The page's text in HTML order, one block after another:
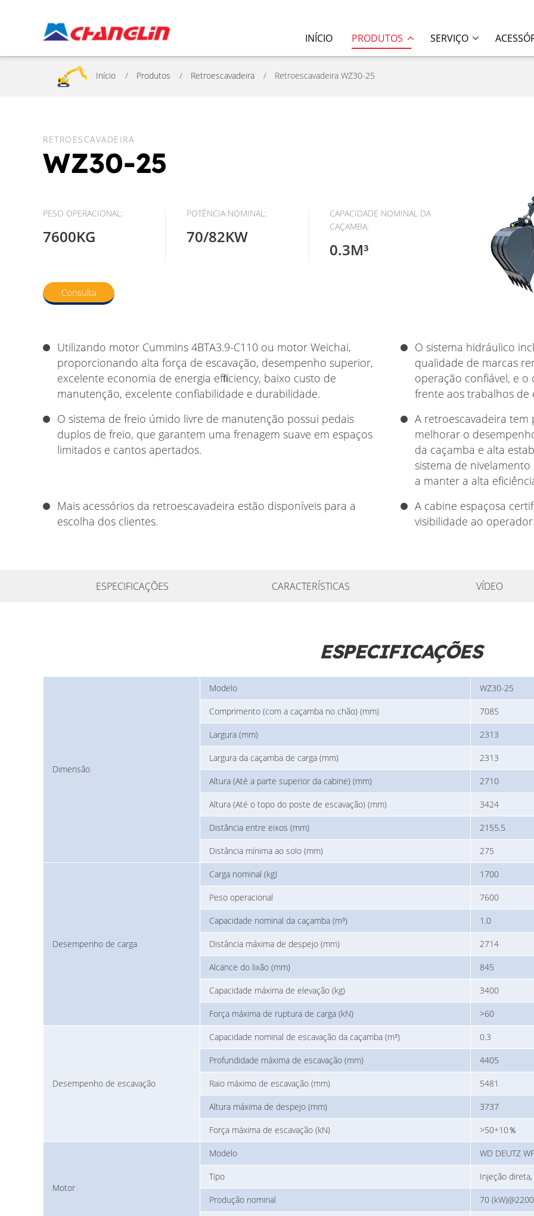
INÍCIO PRODUTOS SERVIÇO
Início Produtos Retroescavadeira Retroescavadeira WZ30-25
RETROESCAVADEIRA
WZ30-25
PESO OPERACIONAL:
7600KG
POTÊNCIA NOMINAL:
70/82KW
CAPACIDADE NOMINAL DA
CAÇAMBA:
0.3M³
Consulta
Utilizando motor Cummins 4BTA3.9-C110 ou motor Weichai,
proporcionando alta força de escavação, desempenho superior,
excelente economia de energia efﬁciency, baixo custo de
manutenção, excelente confiabilidade e durabilidade.
O sistema hidráulico
qualidade de marcas
operação confiável, e
frente aos trabalhos de
O sistema de freio úmido livre de manutenção possui pedais
duplos de freio, que garantem uma frenagem suave em espaços
limitados e cantos apertados.
A retroescavadeira
melhorar o
da caçamba e alta
sistema de
a manter a alta
Mais acessórios da retroescavadeira estão disponíveis para a
escolha dos clientes.
A cabine espaçosa
visibilidade ao operador.
ESPECIFICAÇÕES CARACTERÍSTICAS VÍDEO
ESPECIFICAÇÕES
Dimensão
Modelo WZ30-25
Comprimento (com a caçamba no chão) (mm) 7085
Largura (mm) 2313
Largura da caçamba de carga (mm) 2313
Altura (Até a parte superior da cabine) (mm) 2710
Altura (Até o topo do poste de escavação) (mm) 3424
Distância entre eixos (mm) 2155.5
Distância mínima ao solo (mm) 275
Desempenho de carga
Carga nominal (kg) 1700
Peso operacional 7600
Capacidade nominal da caçamba (m³) 1.0
Distância máxima de despejo (mm) 2714
Alcance do lixão (mm) 845
Capacidade máxima de elevação (kg) 3400
Força máxima de ruptura de carga (kN) >60
Desempenho de escavação
Capacidade nominal de escavação da caçamba (m³) 0.3
Profundidade máxima de escavação (mm) 4405
Raio máximo de escavação (mm) 5481
Altura máxima de despejo (mm) 3737
Força máxima de escavação (kN) >50+10％
Motor
Modelo WD DEUTZ
Tipo Injeção
Produção nominal 70